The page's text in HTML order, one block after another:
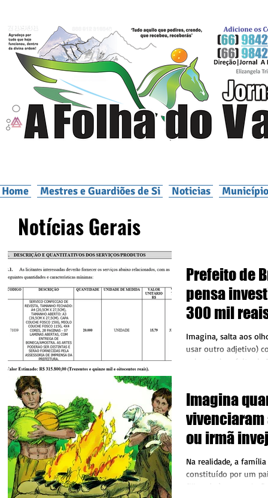
Home Mestres e Guardiões de Si Noticias
Notícias Gerais
Prefeito de
pensa
300 mil
edição de
Imagina, salta aos
usar outro adjetivo)
pelo atual prefeito de
Imagina
ou irmã
ciumenta
Na realidade, a
constituído por um
filhos (as), uma